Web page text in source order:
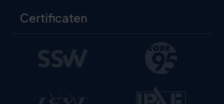
Certificaten